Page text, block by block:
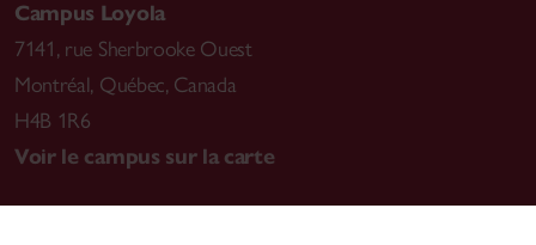
Campus Loyola
7141, rue Sherbrooke Ouest
Montréal, Québec, Canada
H4B 1R6
Voir le campus sur la carte